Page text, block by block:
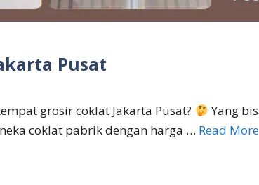
Pusat
grosir coklat Jakarta Pusat? Yang
coklat pabrik dengan harga … Read More